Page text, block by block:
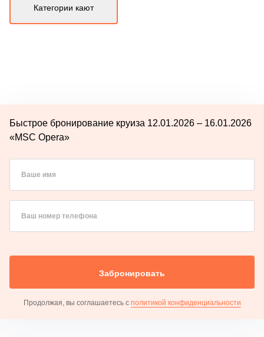
Категории кают
Быстрое бронирование круиза 12.01.2026 – 16.01.2026
«MSC Opera»
Ваше имя
Ваш номер телефона
Забронировать
Продолжая, вы соглашаетесь с политикой конфиденциальности